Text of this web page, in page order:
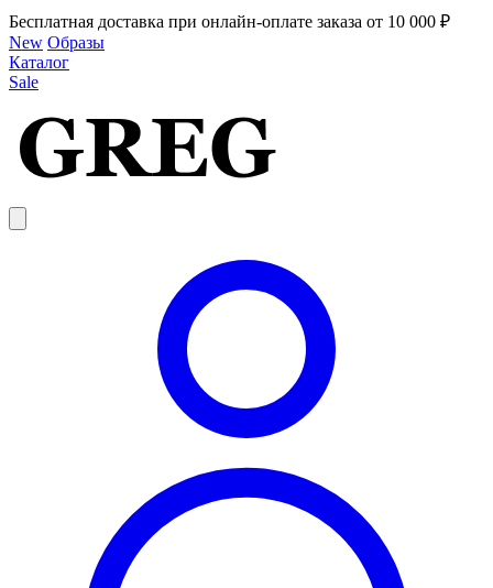
Бесплатная доставка при онлайн-оплате заказа от 10 000 ₽
New Образы
Каталог
Sale